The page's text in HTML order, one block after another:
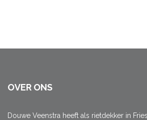
OVER ONS
Douwe Veenstra heeft als rietdekker in